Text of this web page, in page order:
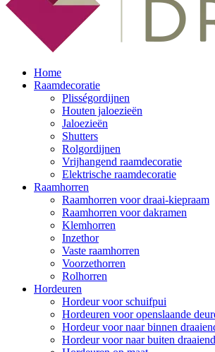
Home
Raamdecoratie
Plisségordijnen
Houten jaloezieën
Jaloezieën
Shutters
Rolgordijnen
Vrijhangend raamdecoratie
Elektrische raamdecoratie
Raamhorren
Raamhorren voor draai-kiepraam
Raamhorren voor dakramen
Klemhorren
Inzethor
Vaste raamhorren
Voorzethorren
Rolhorren
Hordeuren
Hordeur voor schuifpui
Hordeuren voor openslaande
Hordeur voor naar binnen
Hordeur voor naar buiten